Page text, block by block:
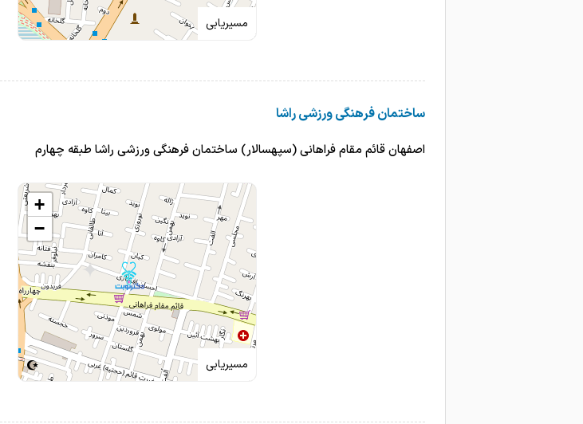
مسیریابی
ساختمان فرهنگی ورزشی راشا
اصفهان قائم مقام فراهانی (سپهسالار) ساختمان فرهنگی ورزشی راشا طبقه چهارم
مسیریابی
+
−